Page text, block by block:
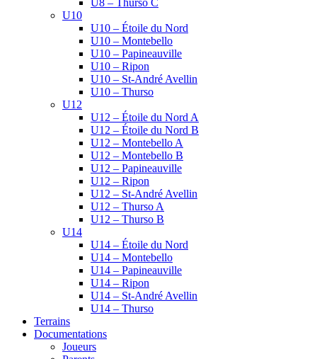
U8 – Thurso C
U10
U10 – Étoile du Nord
U10 – Montebello
U10 – Papineauville
U10 – Ripon
U10 – St-André Avellin
U10 – Thurso
U12
U12 – Étoile du Nord A
U12 – Étoile du Nord B
U12 – Montebello A
U12 – Montebello B
U12 – Papineauville
U12 – Ripon
U12 – St-André Avellin
U12 – Thurso A
U12 – Thurso B
U14
U14 – Étoile du Nord
U14 – Montebello
U14 – Papineauville
U14 – Ripon
U14 – St-André Avellin
U14 – Thurso
Terrains
Documentations
Joueurs